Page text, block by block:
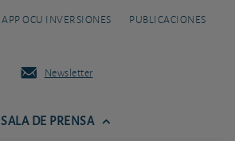
APP OCU INVERSIONES PUBLICACIONES
Newsletter
SALA DE PRENSA